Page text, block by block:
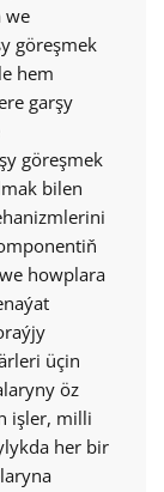
we
göreşmek
hem
garşy
göreşmek
bilen
howplara
üçin
öz
işler, milli
her bir